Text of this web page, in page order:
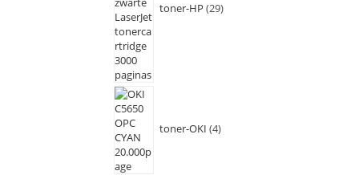
toner-HP 29
toner-OKI 4